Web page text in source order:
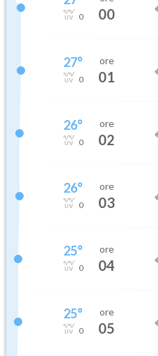
0 00
27°
0
ore
01
26°
0
ore
02
26°
0
ore
03
25°
0
ore
04
25°
0
ore
05